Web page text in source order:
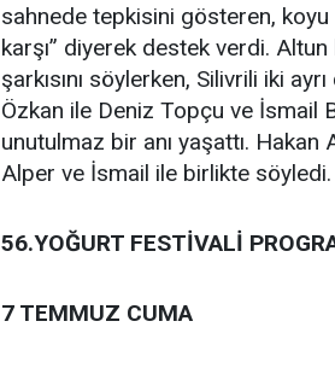
sahnede tepkisini gösteren,
karşı” diyerek destek verdi.
şarkısını söylerken, Silivrili iki
Özkan ile Deniz Topçu ve İsmail
unutulmaz bir anı yaşattı. Hakan
Alper ve İsmail ile birlikte söyledi.
56.YOĞURT FESTİVALİ
7 TEMMUZ CUMA